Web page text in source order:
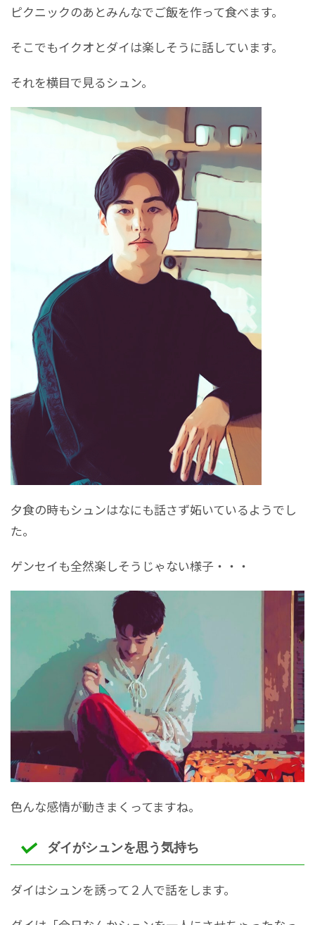
ピクニックのあとみんなでご飯を作って食べます。
そこでもイクオとダイは楽しそうに話しています。
それを横目で見るシュン。
夕食の時もシュンはなにも話さず妬いているようでし
た。
ゲンセイも全然楽しそうじゃない様子・・・
色んな感情が動きまくってますね。
ダイがシュンを思う気持ち
ダイはシュンを誘って２人で話をします。